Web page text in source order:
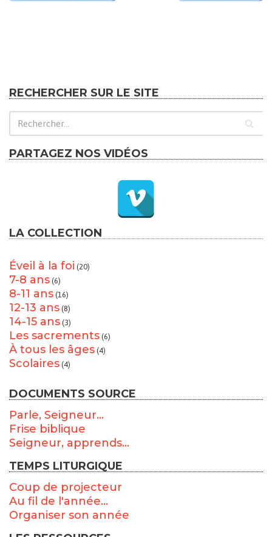
RECHERCHER SUR LE SITE
PARTAGEZ NOS VIDÉOS
LA COLLECTION
Éveil à la foi (20)
7-8 ans (6)
8-11 ans (16)
12-13 ans (8)
14-15 ans (3)
Les sacrements (6)
À tous les âges (4)
Scolaires (4)
DOCUMENTS SOURCE
Parle, Seigneur...
Frise biblique
Seigneur, apprends...
TEMPS LITURGIQUE
Coup de projecteur
Au fil de l'année...
Organiser son année